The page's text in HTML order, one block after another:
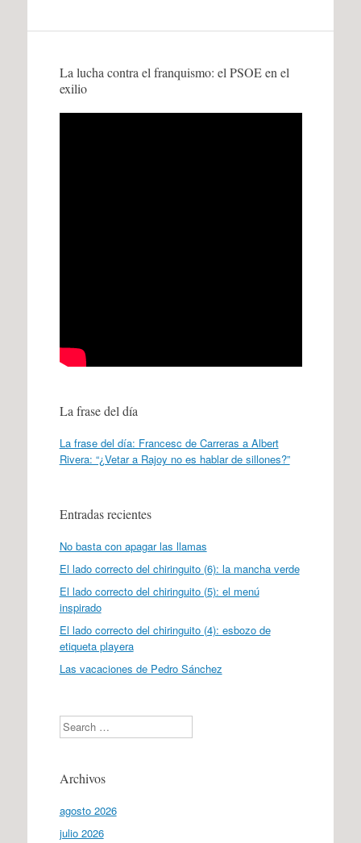
La lucha contra el franquismo: el PSOE en el
exilio
La frase del día
La frase del día: Francesc de Carreras a Albert
Rivera: “¿Vetar a Rajoy no es hablar de sillones?”
Entradas recientes
No basta con apagar las llamas
El lado correcto del chiringuito (6): la mancha verde
El lado correcto del chiringuito (5): el menú
inspirado
El lado correcto del chiringuito (4): esbozo de
etiqueta playera
Las vacaciones de Pedro Sánchez
Search
Archivos
agosto 2026
julio 2026